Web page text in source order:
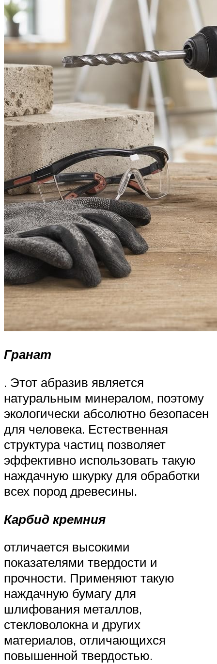
Гранат
. Этот абразив является
натуральным минералом, поэтому
экологически абсолютно безопасен
для человека. Естественная
структура частиц позволяет
эффективно использовать такую
наждачную шкурку для обработки
всех пород древесины.
Карбид кремния
отличается высокими
показателями твердости и
прочности. Применяют такую
наждачную бумагу для
шлифования металлов,
стекловолокна и других
материалов, отличающихся
повышенной твердостью.